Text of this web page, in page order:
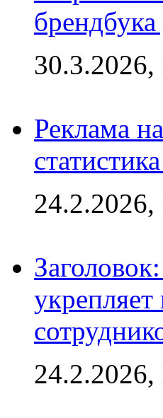
30.3.2026,
Реклама
24.2.2026,
24.2.2026,